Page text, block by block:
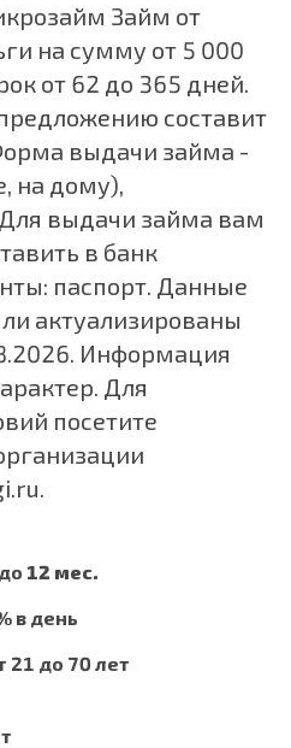
Займ от
на сумму от 5 000
от 62 до 365 дней.
составит
выдачи займа -
на дому),
Для выдачи займа вам
в банк
паспорт. Данные
актуализированы
Информация
Для
посетите
.
до 12 мес.
в день
21 до 70 лет